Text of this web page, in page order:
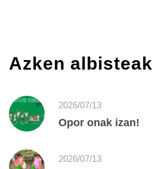
Azken albisteak
2026/07/13
Opor onak izan!
2026/07/13